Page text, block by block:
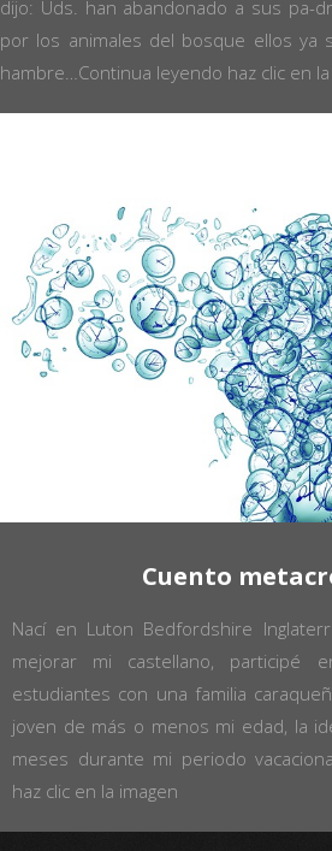
dijo: Uds. han abandonado a sus pa-
por los animales del bosque ellos ya
hambre… Continua leyendo haz clic en
Cuento
Nací en Luton Bedfordshire
mejorar mi castellano, participé
estudiantes con una familia
joven de más o menos mi edad, la
meses durante mi periodo
haz clic en la imagen